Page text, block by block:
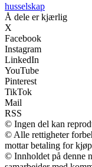
husselskap
Å dele er kjærlig
X
Facebook
Instagram
LinkedIn
YouTube
Pinterest
TikTok
Mail
RSS
© Ingen del kan
© Alle rettigheter
mottar betaling for
© Innholdet på denne